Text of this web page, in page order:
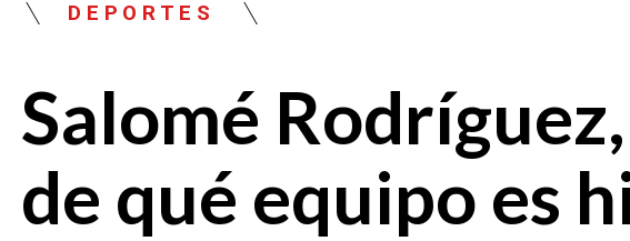
DEPORTES
Salomé
de qué equipo es